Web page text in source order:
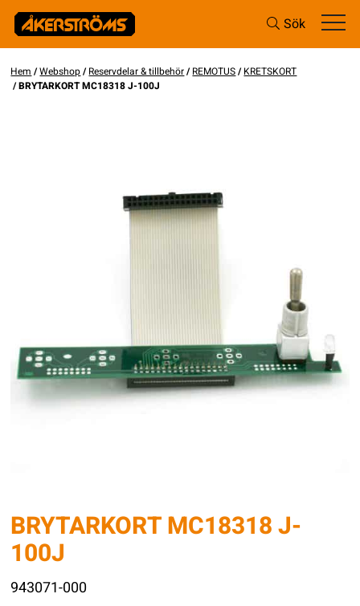
Sök
Hem /Webshop/Reservdelar & tillbehör/REMOTUS/KRETSKORT
/ BRYTARKORT MC18318 J-100J
BRYTARKORT MC18318 J-
100J
943071-000